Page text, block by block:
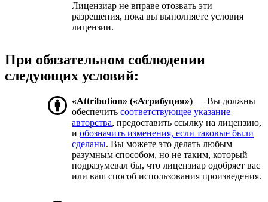
Лицензиар не вправе отозвать эти
разрешения, пока вы выполняете условия
лицензии.
При обязательном соблюдении
следующих условий:
«Attribution» («Атрибуция») — Вы должны
обеспечить соответствующее указание
авторства, предоставить ссылку на лицензию,
и обозначить изменения, если таковые были
сделаны. Вы можете это делать любым
разумным способом, но не таким, который
подразумевал бы, что лицензиар одобряет вас
или ваш способ использования произведения.